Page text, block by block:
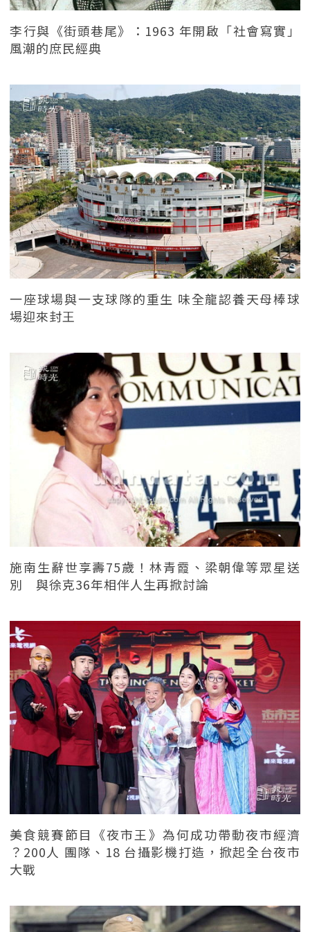
李行與《街頭巷尾》：1963 年開啟「社會寫實」
風潮的庶民經典
一座球場與一支球隊的重生 味全龍認養天母棒球
場迎來封王
施南生辭世享壽75歲！林青霞、梁朝偉等眾星送
別 與徐克36年相伴人生再掀討論
美食競賽節目《夜市王》為何成功帶動夜市經濟
？200人 團隊、18 台攝影機打造，掀起全台夜市
大戰